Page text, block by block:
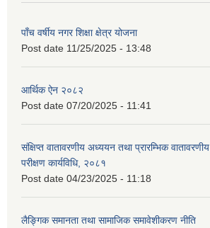
पाँच वर्षीय नगर शिक्षा क्षेत्र योजना
Post date 11/25/2025 - 13:48
आर्थिक ऐन २०८२
Post date 07/20/2025 - 11:41
संक्षिप्त वातावरणीय अध्ययन तथा प्रारम्भिक वातावरणीय
परीक्षण कार्यविधि, २०८१
Post date 04/23/2025 - 11:18
लैङ्गिक समानता तथा सामाजिक समावेशीकरण नीति